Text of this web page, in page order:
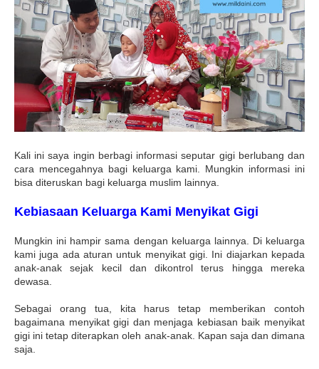
Kali ini saya ingin berbagi informasi seputar gigi berlubang dan
cara mencegahnya bagi keluarga kami. Mungkin informasi ini
bisa diteruskan bagi keluarga muslim lainnya.
Kebiasaan Keluarga Kami Menyikat Gigi
Mungkin ini hampir sama dengan keluarga lainnya. Di keluarga
kami juga ada aturan untuk menyikat gigi. Ini diajarkan kepada
anak-anak sejak kecil dan dikontrol terus hingga mereka
dewasa.
Sebagai orang tua, kita harus tetap memberikan contoh
bagaimana menyikat gigi dan menjaga kebiasan baik menyikat
gigi ini tetap diterapkan oleh anak-anak. Kapan saja dan dimana
saja.